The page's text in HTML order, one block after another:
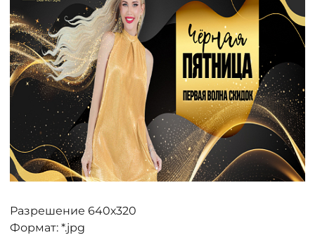
ТАБЛИЦА РАЗМЕРОВ
МОСКВА
+7 (800) 511-35-10
MANAGER@DSTREND.RU
ЗАКАЗАТЬ ЗВОНОК
Разрешение 640х320
Формат: *.jpg